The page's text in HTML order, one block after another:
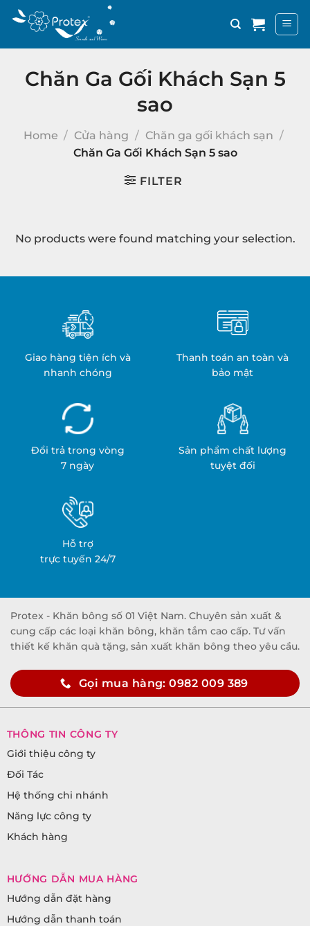
qua
Chăn Ga Gối Khách Sạn 5
sao
Home / Cửa hàng / Chăn ga gối khách sạn /
Chăn Ga Gối Khách Sạn 5 sao
FILTER
No products were found matching your selection.
Giao hàng tiện ích và
nhanh chóng
Thanh toán an toàn và
bảo mật
Đổi trả trong vòng
7 ngày
Sản phẩm chất lượng
tuyệt đối
Hỗ trợ
trực tuyến 24/7
Protex - Khăn bông số 01 Việt Nam. Chuyên sản xuất &
cung cấp các loại khăn bông, khăn tắm cao cấp. Tư vấn
thiết kế khăn quà tặng, sản xuất khăn bông theo yêu cầu.
Gọi mua hàng: 0982 009 389
THÔNG TIN CÔNG TY
Giới thiệu công ty
Đối Tác
Hệ thống chi nhánh
Năng lực công ty
Khách hàng
HƯỚNG DẪN MUA HÀNG
Hướng dẫn đặt hàng
Hướng dẫn thanh toán